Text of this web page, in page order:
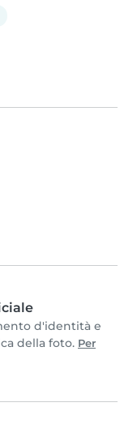
d'identità e
della foto. Per